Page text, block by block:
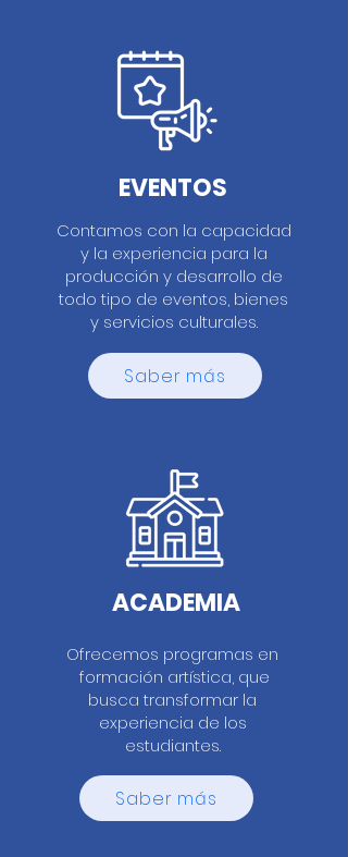
EVENTOS
Contamos con la capacidad
y la experiencia para la
producción y desarrollo de
todo tipo de eventos, bienes
y servicios culturales.
Saber más
ACADEMIA
Ofrecemos programas en
formación artística, que
busca transformar la
experiencia de los
estudiantes.
Saber más